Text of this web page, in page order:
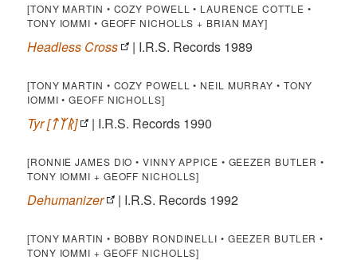
[TONY MARTIN • COZY POWELL • LAURENCE COTTLE •
TONY IOMMI • GEOFF NICHOLLS + BRIAN MAY]
Headless Cross | I.R.S. Records 1989
[TONY MARTIN • COZY POWELL • NEIL MURRAY • TONY
IOMMI • GEOFF NICHOLLS]
Tyr [ᛏᛉᚱ] | I.R.S. Records 1990
[RONNIE JAMES DIO • VINNY APPICE • GEEZER BUTLER •
TONY IOMMI + GEOFF NICHOLLS]
Dehumanizer | I.R.S. Records 1992
[TONY MARTIN • BOBBY RONDINELLI • GEEZER BUTLER •
TONY IOMMI + GEOFF NICHOLLS]